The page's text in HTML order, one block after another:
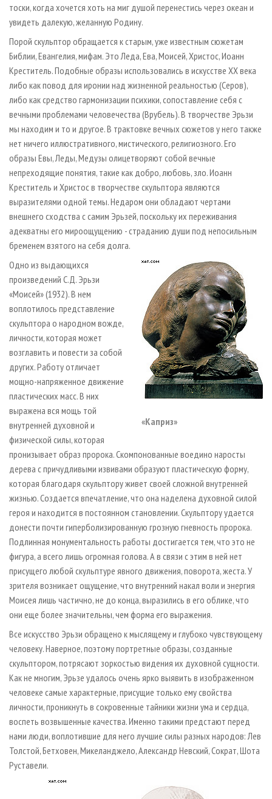
тоски, когда хочется хоть на миг душой перенестись через океан и
увидеть далекую, желанную Родину.
Порой скульптор обращается к старым, уже известным сюжетам
Библии, Евангелия, мифам. Это Леда, Ева, Моисей, Христос, Иоанн
Креститель. Подобные образы использовались в искусстве ХХ века
либо как повод для иронии над жизненной реальностью (Серов),
либо как средство гармонизации психики, сопоставление себя с
вечными проблемами человечества (Врубель). В творчестве Эрьзи
мы находим и то и другое. В трактовке вечных сюжетов у него также
нет ничего иллюстративного, мистического, религиозного. Его
образы Евы, Леды, Медузы олицетворяют собой вечные
непреходящие понятия, такие как добро, любовь, зло. Иоанн
Креститель и Христос в творчестве скульптора являются
выразителями одной темы. Недаром они обладают чертами
внешнего сходства с самим Эрьзей, поскольку их переживания
адекватны его мироощущению - страданию души под непосильным
бременем взятого на себя долга.
«Каприз»
Одно из выдающихся
произведений С.Д. Эрьзи
«Моисей» (1932). В нем
воплотилось представление
скульптора о народном вожде,
личности, которая может
возглавить и повести за собой
других. Работу отличает
мощно-напряженное движение
пластических масс. В них
выражена вся мощь той
внутренней духовной и
физической силы, которая
пронизывает образ пророка. Скомпонованные воедино наросты
дерева с причудливыми извивами образуют пластическую форму,
которая благодаря скульптору живет своей сложной внутренней
жизнью. Создается впечатление, что она наделена духовной силой
героя и находится в постоянном становлении. Скульптору удается
донести почти гиперболизированную грозную гневность пророка.
Подлинная монументальность работы достигается тем, что это не
фигура, а всего лишь огромная голова. А в связи с этим в ней нет
присущего любой скульптуре явного движения, поворота, жеста. У
зрителя возникает ощущение, что внутренний накал воли и энергия
Моисея лишь частично, не до конца, выразились в его облике, что
они еще более значительны, чем форма его выражения.
Все искусство Эрьзи обращено к мыслящему и глубоко чувствующему
человеку. Наверное, поэтому портретные образы, созданные
скульптором, потрясают зоркостью видения их духовной сущности.
Как не многим, Эрьзе удалось очень ярко выявить в изображенном
человеке самые характерные, присущие только ему свойства
личности, проникнуть в сокровенные тайники жизни ума и сердца,
воспеть возвышенные качества. Именно такими предстают перед
нами люди, воплотившие для него лучшие силы разных народов: Лев
Толстой, Бетховен, Микеланджело, Александр Невский, Сократ, Шота
Руставели.